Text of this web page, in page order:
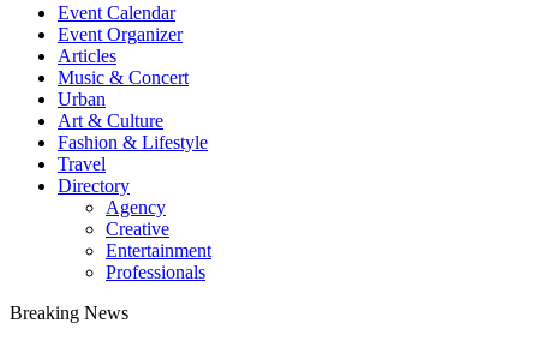
Event Calendar
Event Organizer
Articles
Music & Concert
Urban
Art & Culture
Fashion & Lifestyle
Travel
Directory
Agency
Creative
Entertainment
Professionals
Breaking News